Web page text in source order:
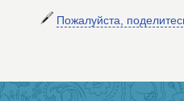
Пожалуйста,